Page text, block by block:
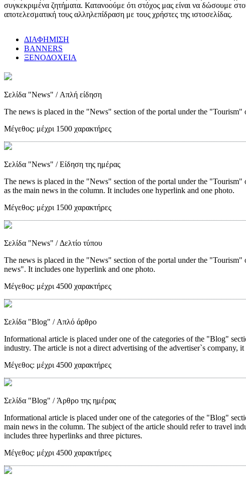
συγκεκριμένα ζητήματα. Κατανοούμε ότι στόχος μας είναι να δώσουμε
αποτελεσματική τους αλληλεπίδραση με τους χρήστες της ιστοσελίδας.
ΔΙΑΦΗΜΙΣΗ
BANNERS
ΞΕΝΟΔΟΧΕΙΑ
Σελίδα "News" / Απλή είδηση
The news is placed in the "News" section of the portal under the
Μέγεθος: μέχρι 1500 χαρακτήρες
Σελίδα "News" / Είδηση της ημέρας
The news is placed in the "News" section of the portal under the
as the main news in the column. It includes one hyperlink and one photo.
Μέγεθος: μέχρι 1500 χαρακτήρες
Σελίδα "News" / Δελτίο τύπου
The news is placed in the "News" section of the portal under the
news". It includes one hyperlink and one photo.
Μέγεθος: μέχρι 4500 χαρακτήρες
Σελίδα "Blog" / Απλό άρθρο
Informational article is placed under one of the categories of the "Blog"
industry. The article is not a direct advertising of the advertiser`s company,
Μέγεθος: μέχρι 4500 χαρακτήρες
Σελίδα "Blog" / Άρθρο της ημέρας
Informational article is placed under one of the categories of the "Blog"
main news in the column. The subject of the article should refer to travel
includes three hyperlinks and three pictures.
Μέγεθος: μέχρι 4500 χαρακτήρες